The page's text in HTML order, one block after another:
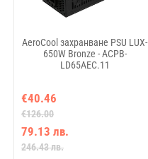
AeroCool захранване PSU LUX-
650W Bronze - ACPB-
LD65AEC.11
€40.46
€126.00
79.13 лв.
246.43 лв.